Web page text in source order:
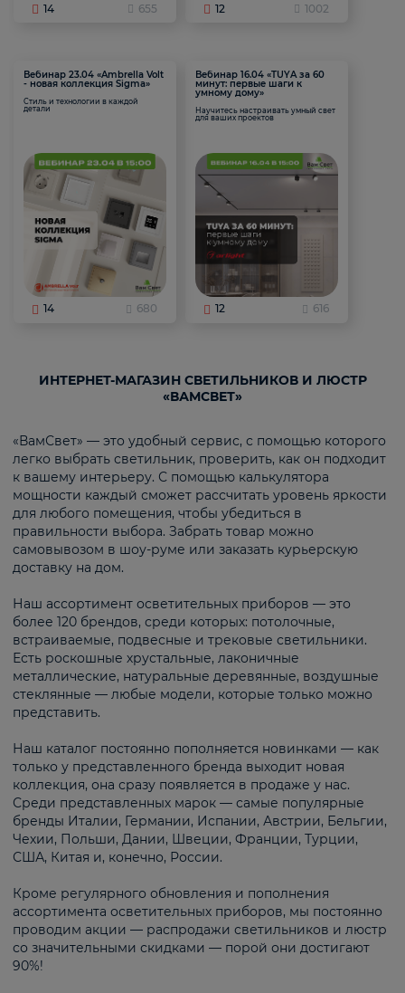
14 655 12 1002
Вебинар 23.04 «Ambrella Volt
- новая коллекция Sigma»
Стиль и технологии в каждой
детали
14 680
Вебинар 16.04 «TUYA за 60
минут: первые шаги к
умному дому»
Научитесь настраивать умный свет
для ваших проектов
12 616
ИНТЕРНЕТ-МАГАЗИН СВЕТИЛЬНИКОВ И ЛЮСТР
«ВАМСВЕТ»
«ВамСвет» — это удобный сервис, с помощью которого
легко выбрать светильник, проверить, как он подходит
к вашему интерьеру. С помощью калькулятора
мощности каждый сможет рассчитать уровень яркости
для любого помещения, чтобы убедиться в
правильности выбора. Забрать товар можно
самовывозом в шоу-руме или заказать курьерскую
доставку на дом.
Наш ассортимент осветительных приборов — это
более 120 брендов, среди которых: потолочные,
встраиваемые, подвесные и трековые светильники.
Есть роскошные хрустальные, лаконичные
металлические, натуральные деревянные, воздушные
стеклянные — любые модели, которые только можно
представить.
Наш каталог постоянно пополняется новинками — как
только у представленного бренда выходит новая
коллекция, она сразу появляется в продаже у нас.
Среди представленных марок — самые популярные
бренды Италии, Германии, Испании, Австрии, Бельгии,
Чехии, Польши, Дании, Швеции, Франции, Турции,
США, Китая и, конечно, России.
Кроме регулярного обновления и пополнения
ассортимента осветительных приборов, мы постоянно
проводим акции — распродажи светильников и люстр
со значительными скидками — порой они достигают
90%!